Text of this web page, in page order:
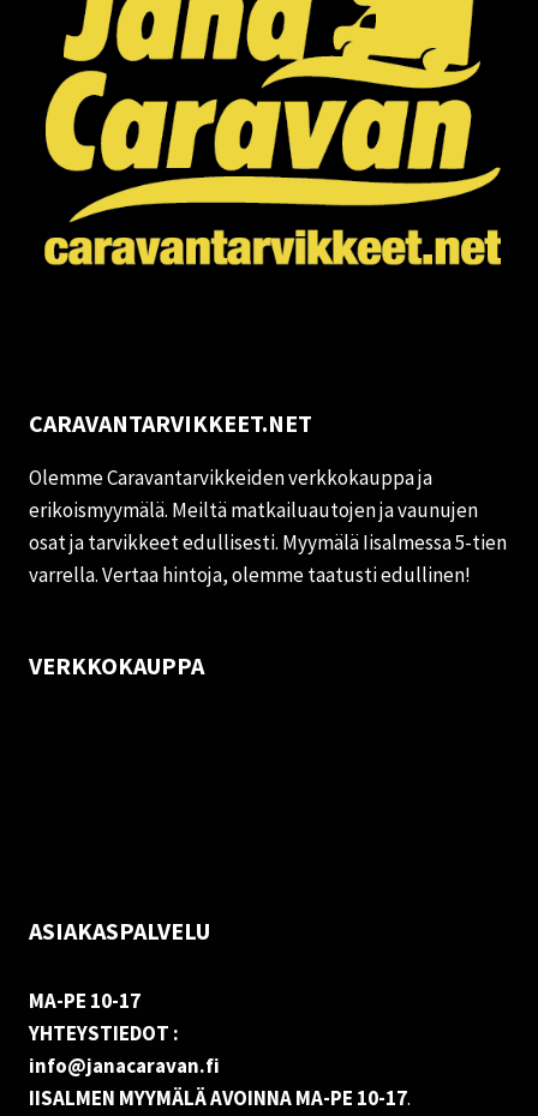
CARAVANTARVIKKEET.NET
Olemme Caravantarvikkeiden verkkokauppa ja
erikoismyymälä. Meiltä matkailuautojen ja vaunujen
osat ja tarvikkeet edullisesti. Myymälä Iisalmessa 5-tien
varrella. Vertaa hintoja, olemme taatusti edullinen!
VERKKOKAUPPA
ASIAKASPALVELU
MA-PE 10-17
YHTEYSTIEDOT :
info@janacaravan.fi
IISALMEN MYYMÄLÄ AVOINNA MA-PE 10-17.